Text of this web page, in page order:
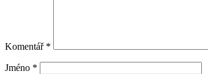
Komentář *
Jméno *